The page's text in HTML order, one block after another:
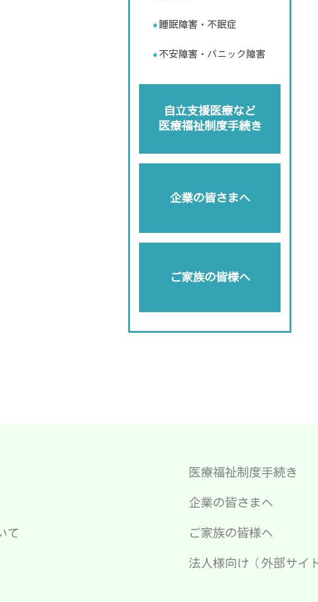
睡眠障害・不眠症
不安障害・パニック障害
自立支援医療など
医療福祉制度手続き
企業の皆さまへ
ご家族の皆様へ
て
医療福祉制度手続き
企業の皆さまへ
ご家族の皆様へ
法人様向け（外部サイ